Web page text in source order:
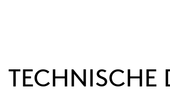
TECHNISCHE